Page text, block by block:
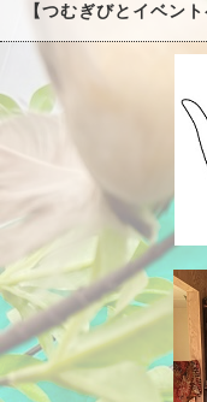
【つむぎびとイベン